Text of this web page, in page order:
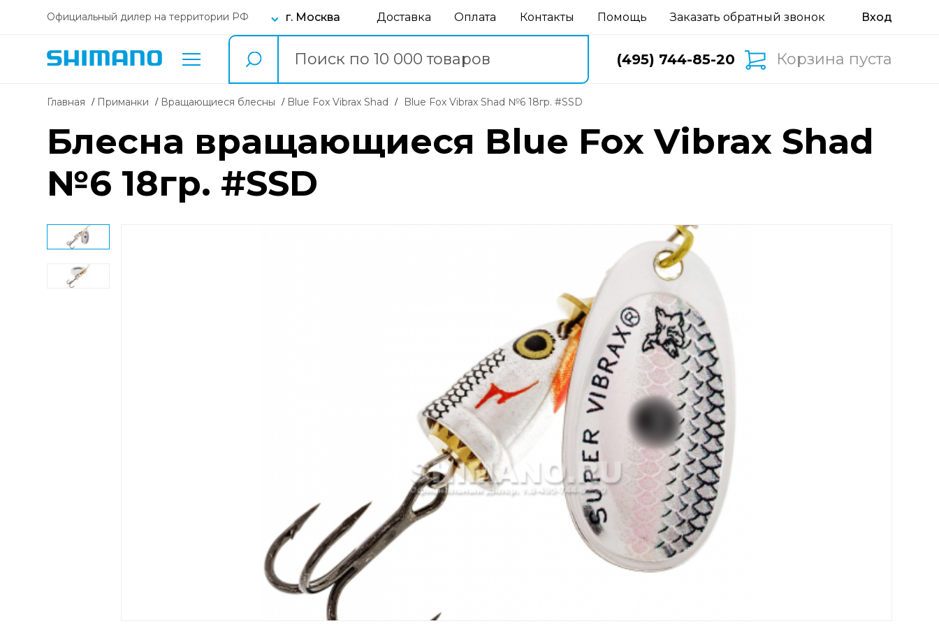
Официальный дилер на территории РФ г. Москва Доставка Оплата Контакты Помощь Заказать обратный звонок
(495) 744-85-20 Корзина пуста
Главная Приманки вращающиеся блесны Blue Fox Vibrax Shad Blue Fox Vibrax Shad №6 18гр. #SSD
Блесна вращающиеся Blue Fox Vibrax Shad
№6 18гр. #SSD